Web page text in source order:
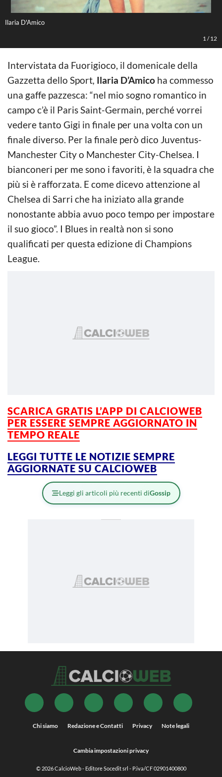
Ilaria D'Amico
1 /12
Intervistata da Fuorigioco, il domenicale della
Gazzetta dello Sport, Ilaria D’Amico ha commesso
una gaffe pazzesca: “nel mio sogno romantico in
campo c’è il Paris Saint-Germain, perché vorrei
vedere tanto Gigi in finale per una volta con un
finale diverso. Per la finale però dico Juventus-
Manchester City o Manchester City-Chelsea. I
bianconeri per me sono i favoriti, è la squadra che
più si è rafforzata. E come dicevo attenzione al
Chelsea di Sarri che ha iniziato alla grande
nonostante abbia avuo poco tempo per impostare
il suo gioco”. I Blues in realtà non si sono
qualificati per questa edizione di Champions
League.
SCARICA GRATIS L’APP DI CALCIOWEB
PER ESSERE SEMPRE AGGIORNATO IN
TEMPO REALE
LEGGI TUTTE LE NOTIZIE SEMPRE
AGGIORNATE SU CALCIOWEB
Leggi gli articoli più recenti diGossip
Chi siamo Redazione e Contatti Privacy Note legali
Cambia impostazioni privacy
© 2026CalcioWeb- Editore Socedit srl - P.iva/CF 02901400800